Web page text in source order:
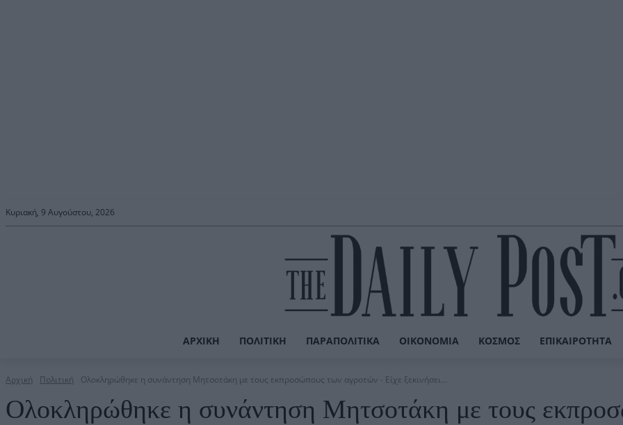
Κυριακή, 9 Αυγούστου, 2026
ΑΡΧΙΚΉ ΠΟΛΙΤΙΚΉ ΠΑΡΑΠΟΛΙΤΙΚΆ ΟΙΚΟΝΟΜΊΑ ΚΌΣΜΟΣ ΕΠΙΚΑΙΡΌΤΗΤΑ
Αρχική Πολιτική Ολοκληρώθηκε η συνάντηση Μητσοτάκη με τους εκπροσώπους των αγροτών - Είχε ξεκινήσει...
Ολοκληρώθηκε η συνάντηση Μητσοτάκη με τους